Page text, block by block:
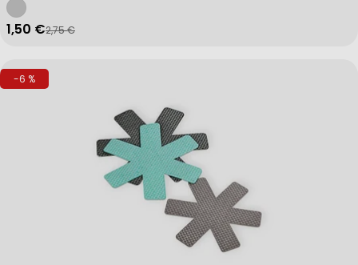
Verkaufspreis
1,50 €
Regulärer Preis
2,75 €
-6 %